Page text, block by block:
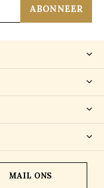
ABONNEER
MAIL ONS